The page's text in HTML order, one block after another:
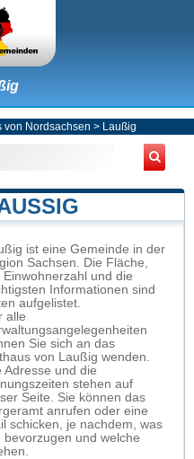
von Nordsachsen > Laußig
ist eine Gemeinde in der
Sachsen. Die Fläche,
Einwohnerzahl und die
Informationen sind
aufgelistet.
alle
Sie sich an das
von Laußig wenden.
Adresse und die
stehen auf
Seite. Sie können das
anrufen oder eine
schicken, je nachdem, was
bevorzugen und welche